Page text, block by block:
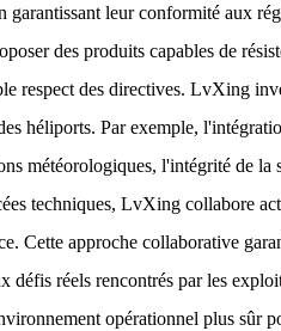
leur conformité aux
des produits capables de
respect des directives. LvXing
héliports. Par exemple,
météorologiques, l'intégrité de
techniques, LvXing collabore
Cette approche collaborative
défis réels rencontrés par les
opérationnel plus sûr